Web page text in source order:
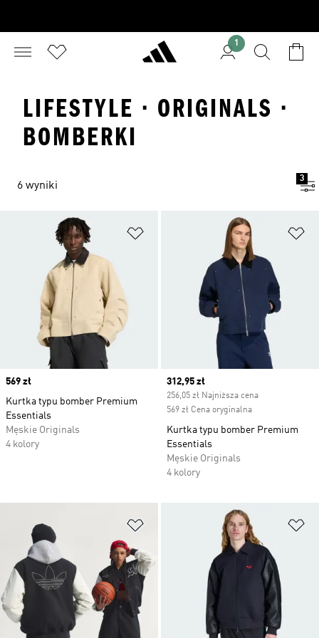
1
LIFESTYLE · ORIGINALS ·
BOMBERKI
6 wyniki
3
Dodaj do listy życzeń
Price
569 zł
Kurtka typu bomber Premium
Essentials
Męskie Originals
4 kolory
Current price
312,95 zł
256,05 zł Najniższa cena
569 zł Cena oryginalna
Kurtka typu bomber Premium
Essentials
Męskie Originals
4 kolory
Dodaj do listy życzeń